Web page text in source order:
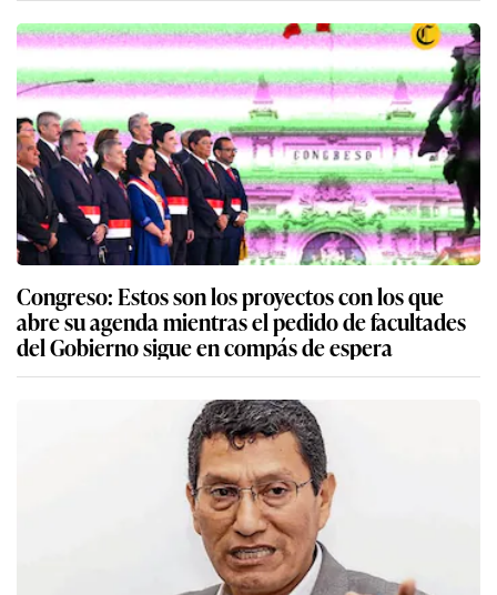
Congreso: Estos son los proyectos con los que
abre su agenda mientras el pedido de facultades
del Gobierno sigue en compás de espera